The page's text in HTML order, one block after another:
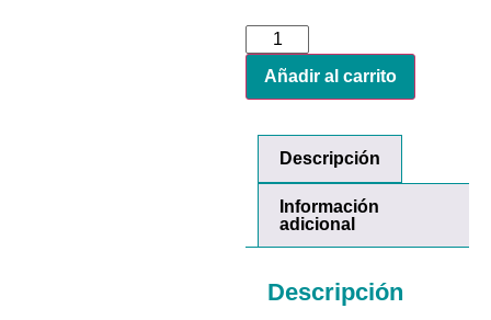
Añadir al carrito
Descripción
Información
adicional
Descripción